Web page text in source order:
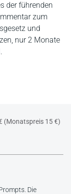
der führenden
zum
und
nur 2 Monate
(Monatspreis 15 €)
Die